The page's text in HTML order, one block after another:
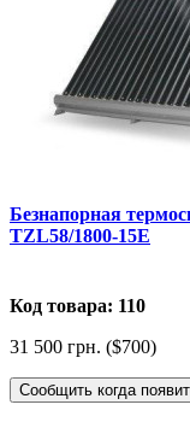
Безнапорная
TZL58/1800-15E
Код товара: 110
31 500 грн. ($700)
Сообщить когда